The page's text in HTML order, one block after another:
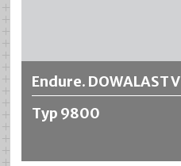
Endure. DOWALAST V
Typ 9800